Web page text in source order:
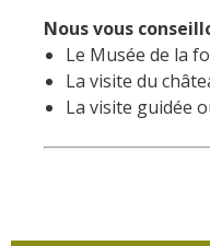
de cien
kilómetros
Los más bonitos
Francia
Nous vous
Le Musée de la
La visite du
La visite guidée